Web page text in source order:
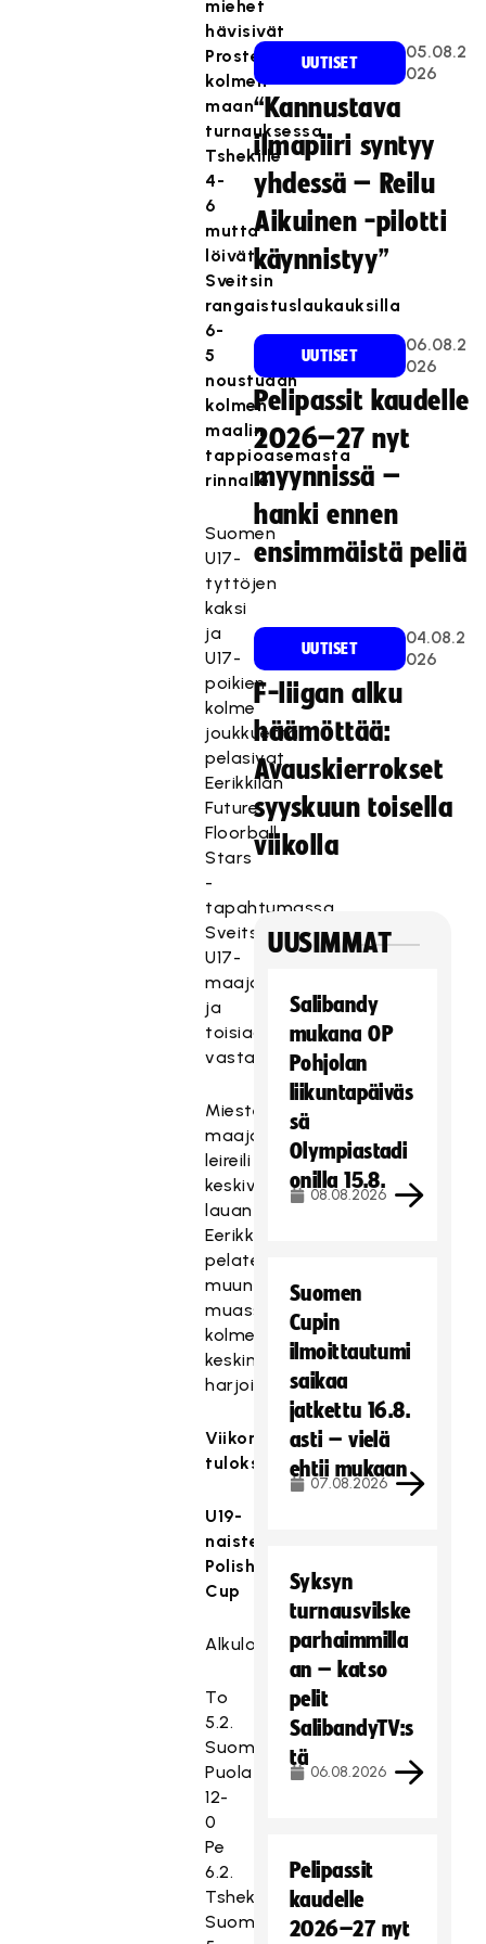
miehet
hävisivät
Prostejovin
kolmen
maan
turnauksessa
Tshekille
4-
6
mutta
löivät
Sveitsin
rangaistuslaukauksilla
6-
5
noustuaan
kolmen
maalin
tappioasemasta
rinnalle.
Suomen
U17-
tyttöjen
kaksi
ja
U17-
poikien
kolme
joukkuetta
pelasivat
Eerikkilän
Future
Floorball
Stars
-
tapahtumassa
Sveitsin
U17-
maajoukkueita
ja
toisiaan
vastaan.
Miesten
maajoukkue
leireili
keskiviikosta
lauantaihin
Eerikkilässä
pelaten
muun
muassa
kolme
keskinäistä
harjoitusottelua.
Viikon
tulokset:
U19-
naisten
Polish
Cup
Alkulohko
To
5.2.
Suomi–
Puola
12-
0
Pe
6.2.
Tshekki–
Suomi
UUTISET
05.08.2
026
“Kannustava
ilmapiiri syntyy
yhdessä – Reilu
Aikuinen -pilotti
käynnistyy”
UUTISET
06.08.2
026
Pelipassit kaudelle
2026–27 nyt
myynnissä –
hanki ennen
ensimmäistä peliä
UUTISET
04.08.2
026
F-liigan alku
häämöttää:
Avauskierrokset
syyskuun toisella
viikolla
UUSIMMAT
Salibandy
mukana OP
Pohjolan
liikuntapäiväs
sä
Olympiastadi
onilla 15.8.
08.08.2026
Suomen
Cupin
ilmoittautumi
saikaa
jatkettu 16.8.
asti – vielä
ehtii mukaan
07.08.2026
Syksyn
turnausvilske
parhaimmilla
an – katso
pelit
SalibandyTV:s
tä
06.08.2026
Pelipassit
kaudelle
2026–27 nyt